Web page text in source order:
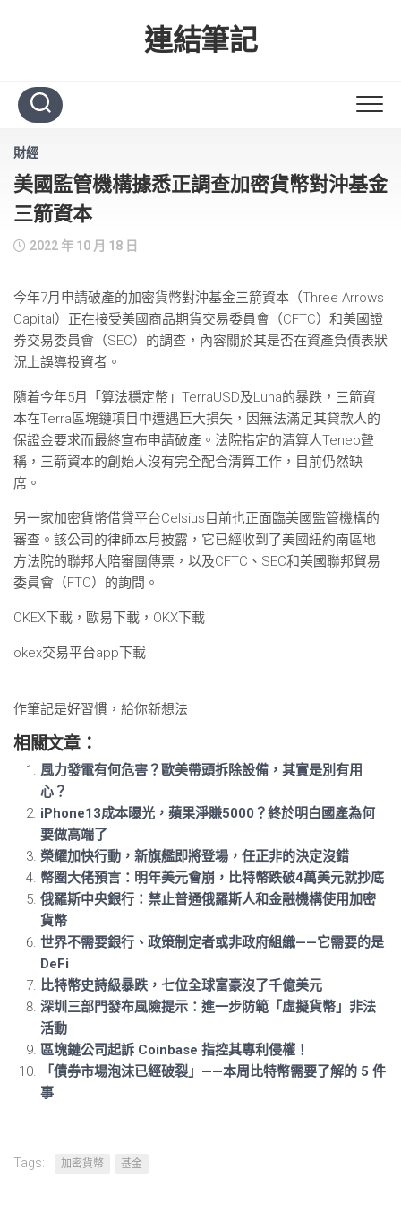
連結筆記
財經
美國監管機構據悉正調查加密貨幣對沖基金
三箭資本
2022 年 10 月 18 日
今年7月申請破產的加密貨幣對沖基金三箭資本（Three Arrows
Capital）正在接受美國商品期貨交易委員會（CFTC）和美國證
券交易委員會（SEC）的調查，內容關於其是否在資產負債表狀
況上誤導投資者。
隨着今年5月「算法穩定幣」TerraUSD及Luna的暴跌，三箭資
本在Terra區塊鏈項目中遭遇巨大損失，因無法滿足其貸款人的
保證金要求而最終宣布申請破產。法院指定的清算人Teneo聲
稱，三箭資本的創始人沒有完全配合清算工作，目前仍然缺
席。
另一家加密貨幣借貸平台Celsius目前也正面臨美國監管機構的
審查。該公司的律師本月披露，它已經收到了美國紐約南區地
方法院的聯邦大陪審團傳票，以及CFTC、SEC和美國聯邦貿易
委員會（FTC）的詢問。
OKEX下載，歐易下載，OKX下載
okex交易平台app下載
作筆記是好習慣，給你新想法
相關文章：
風力發電有何危害？歐美帶頭拆除設備，其實是別有用
心？
iPhone13成本曝光，蘋果淨賺5000？終於明白國產為何
要做高端了
榮耀加快行動，新旗艦即將登場，任正非的決定沒錯
幣圈大佬預言：明年美元會崩，比特幣跌破4萬美元就抄底
俄羅斯中央銀行：禁止普通俄羅斯人和金融機構使用加密
貨幣
世界不需要銀行、政策制定者或非政府組織——它需要的是
DeFi
比特幣史詩級暴跌，七位全球富豪沒了千億美元
深圳三部門發布風險提示：進一步防範「虛擬貨幣」非法
活動
區塊鏈公司起訴 Coinbase 指控其專利侵權！
「債券市場泡沫已經破裂」——本周比特幣需要了解的 5 件
事
Tags: 加密貨幣 基金